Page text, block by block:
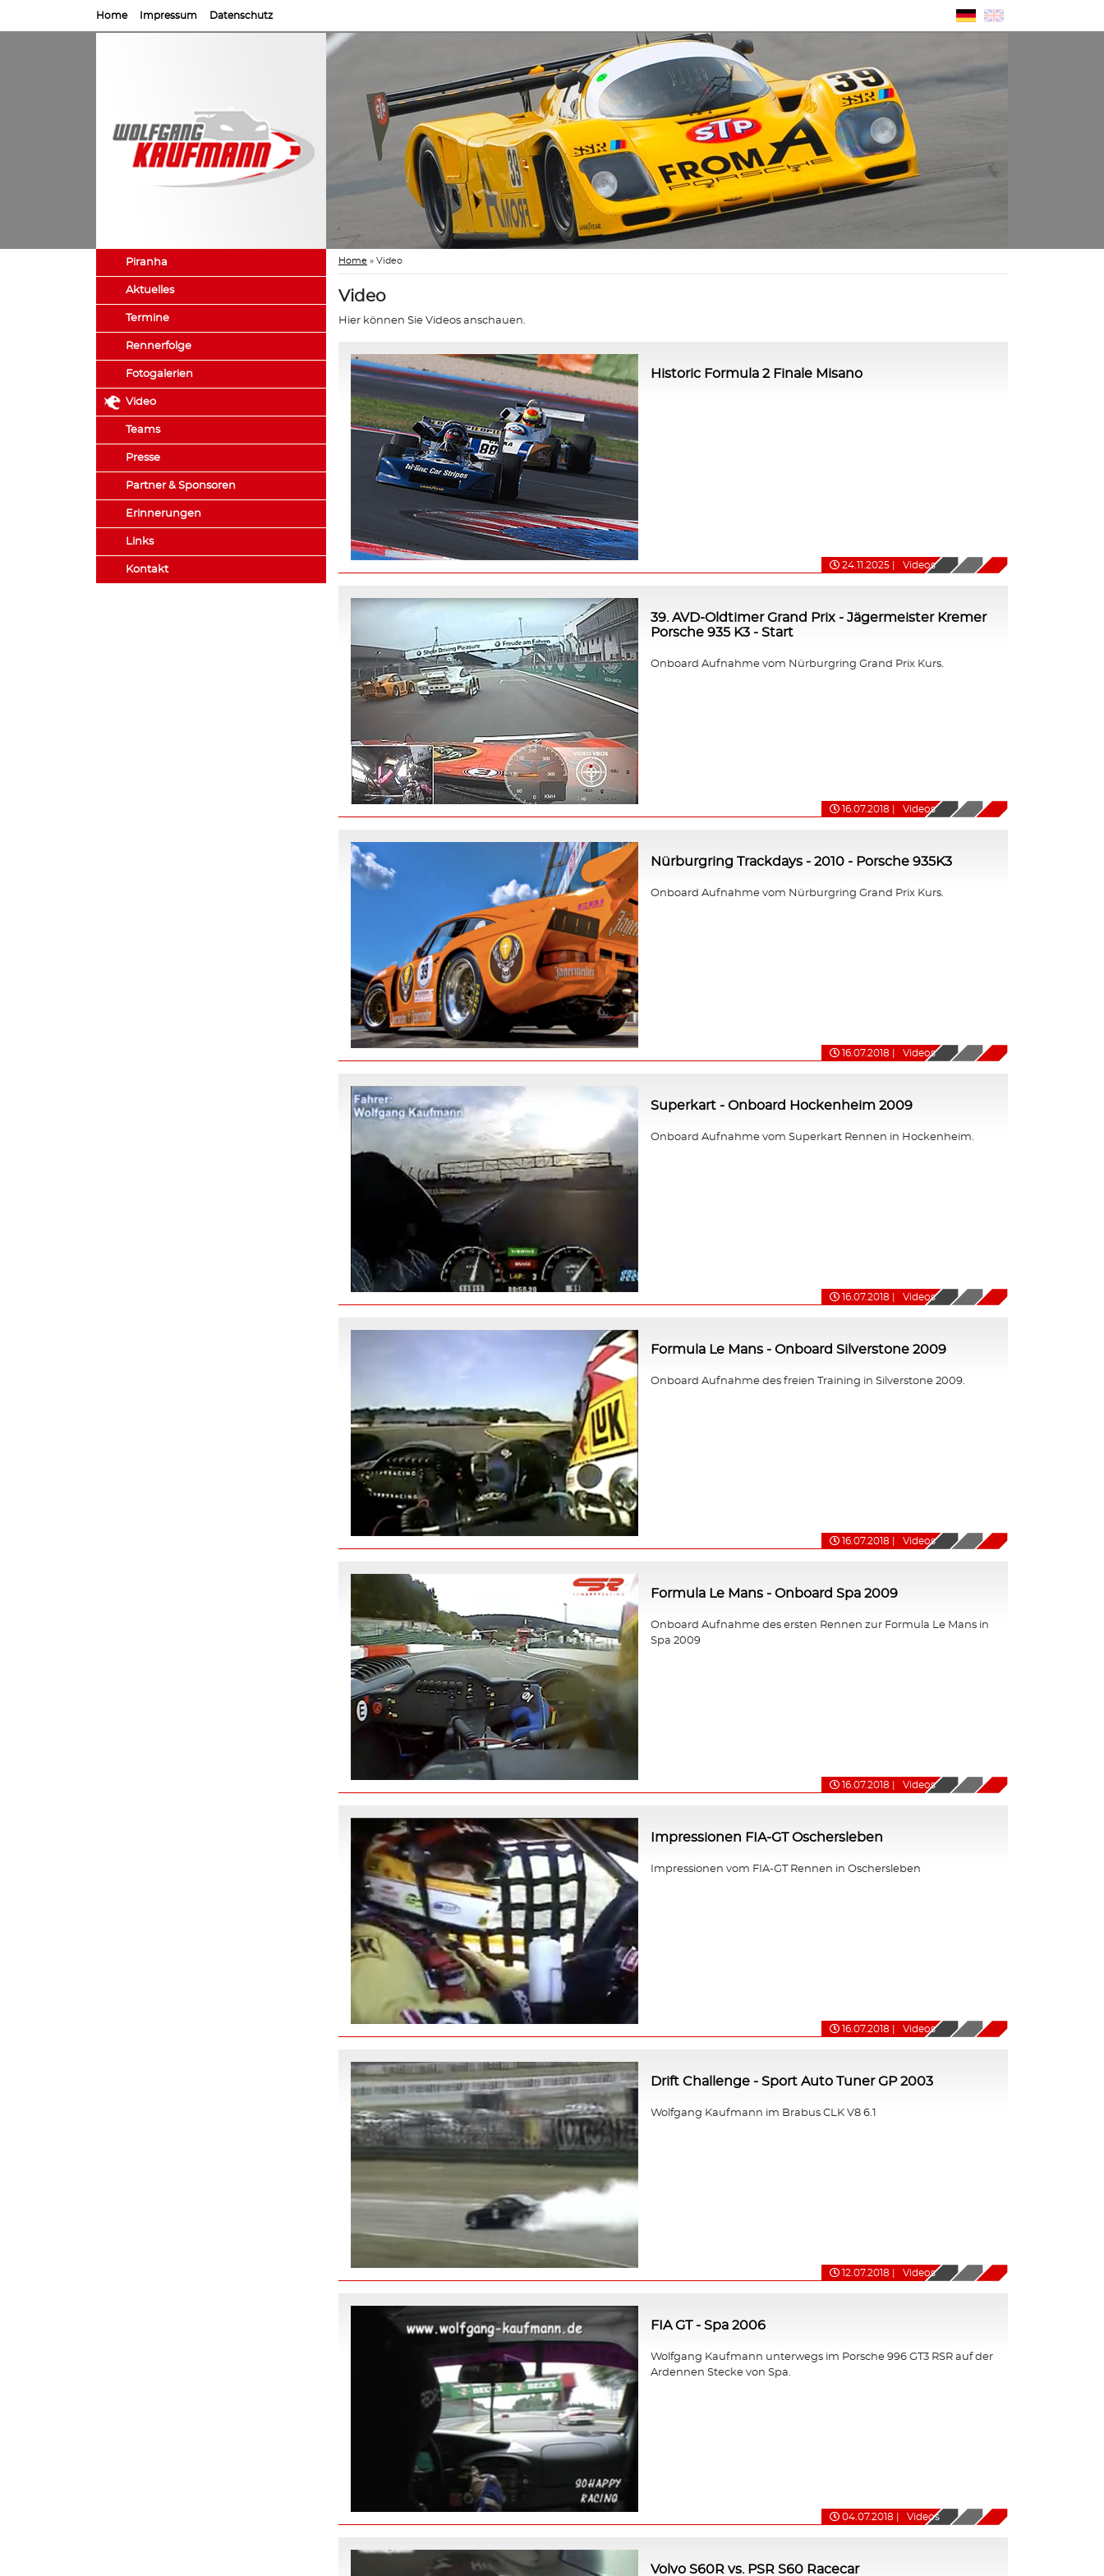
Home Impressum Datenschutz
Piranha
Aktuelles
Termine
Rennerfolge
Fotogalerien
Video
Teams
Presse
Partner & Sponsoren
Erinnerungen
Links
Kontakt
Home » Video
Video
Hier können Sie Videos anschauen.
Historic Formula 2 Finale Misano
24.11.2025 Videos
39. AVD-Oldtimer Grand Prix - Jägermeister Kremer
Porsche 935 K3 - Start
Onboard Aufnahme vom Nürburgring Grand Prix Kurs.
16.07.2018 Videos
Nürburgring Trackdays - 2010 - Porsche 935K3
Onboard Aufnahme vom Nürburgring Grand Prix Kurs.
16.07.2018 Videos
Superkart - Onboard Hockenheim 2009
Onboard Aufnahme vom Superkart Rennen in Hockenheim.
16.07.2018 Videos
Formula Le Mans - Onboard Silverstone 2009
Onboard Aufnahme des freien Training in Silverstone 2009.
16.07.2018 Videos
Formula Le Mans - Onboard Spa 2009
Onboard Aufnahme des ersten Rennen zur Formula Le Mans in
Spa 2009
16.07.2018 Videos
Impressionen FIA-GT Oschersleben
Impressionen vom FIA-GT Rennen in Oschersleben
16.07.2018 Videos
Drift Challenge - Sport Auto Tuner GP 2003
Wolfgang Kaufmann im Brabus CLK V8 6.1
12.07.2018 Videos
FIA GT - Spa 2006
Wolfgang Kaufmann unterwegs im Porsche 996 GT3 RSR auf der
Ardennen Stecke von Spa.
04.07.2018 Videos
Volvo S60R vs. PSR S60 Racecar